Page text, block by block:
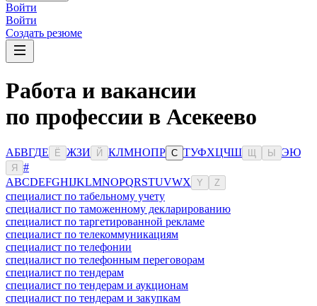
Войти
Войти
Создать резюме
Работа и вакансии
по профессии в Асекеево
АБВГДЕ Ё ЖЗИ Й КЛМНОПР С ТУФХЦЧШ Ы ЭЮ
Я
#
ABCDEFGHIJKLMNOPQRSTUVWX Y Z
специалист по табельному учету
специалист по таможенному декларированию
специалист по таргетированной рекламе
специалист по телекоммуникациям
специалист по телефонии
специалист по телефонным переговорам
специалист по тендерам
специалист по тендерам и аукционам
специалист по тендерам и закупкам